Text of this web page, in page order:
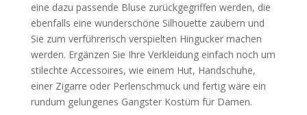
eine dazu passende Bluse zurückgegriffen werden, die
ebenfalls eine wunderschöne Silhouette zaubern und
Sie zum verführerisch verspielten Hingucker machen
werden. Ergänzen Sie Ihre Verkleidung einfach noch um
stilechte Accessoires, wie einem Hut, Handschuhe,
einer Zigarre oder Perlenschmuck und fertig wäre ein
rundum gelungenes Gangster Kostüm für Damen.